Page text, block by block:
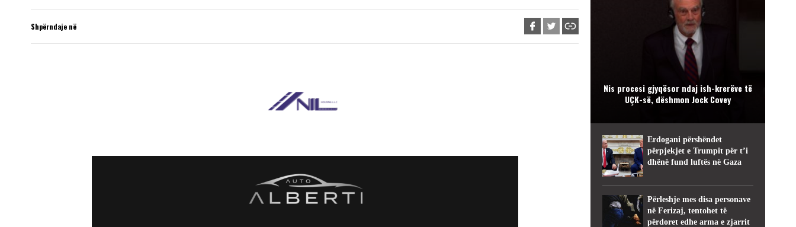
Shpërndaje në
Nis procesi gjyqësor ndaj ish-krerëve të
UÇK-së, dëshmon Jock Covey
Erdogani përshëndet
përpjekjet e Trumpit për t’i
dhënë fund luftës në Gaza
Përleshje mes disa personave
në Ferizaj, tentohet të
përdoret edhe arma e zjarrit